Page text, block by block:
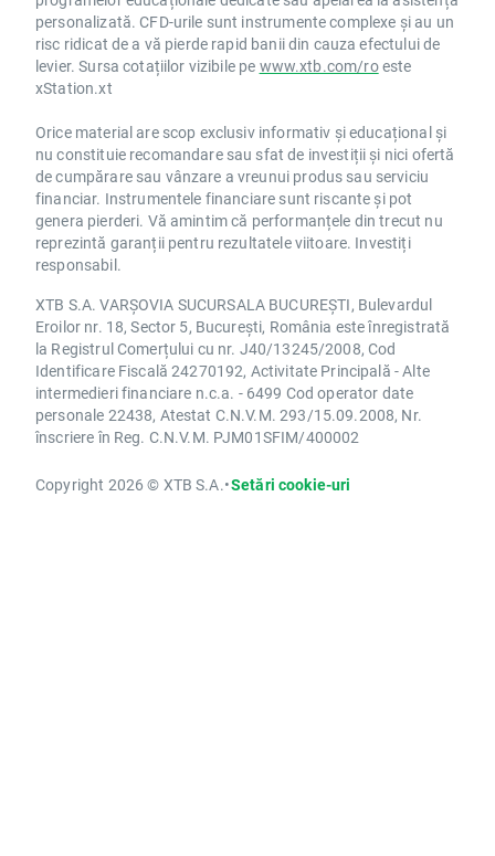
personalizată. CFD-urile sunt instrumente complexe și au un
risc ridicat de a vă pierde rapid banii din cauza efectului de
levier. Sursa cotațiilor vizibile pe www.xtb.com/roeste
xStation.xt
Orice material are scop exclusiv informativ și educațional și
nu constituie recomandare sau sfat de investiții și nici ofertă
de cumpărare sau vânzare a vreunui produs sau serviciu
financiar. Instrumentele financiare sunt riscante și pot
genera pierderi. Vă amintim că performanțele din trecut nu
reprezintă garanții pentru rezultatele viitoare. Investiți
responsabil.
XTB S.A. VARȘOVIA SUCURSALA BUCUREȘTI, Bulevardul
Eroilor nr. 18, Sector 5, București, România este înregistrată
la Registrul Comerțului cu nr. J40/13245/2008, Cod
Identificare Fiscală 24270192, Activitate Principală - Alte
intermedieri financiare n.c.a. - 6499 Cod operator date
personale 22438, Atestat C.N.V.M. 293/15.09.2008, Nr.
înscriere în Reg. C.N.V.M. PJM01SFIM/400002
Copyright 2026 © XTB S.A.•Setări cookie-uri